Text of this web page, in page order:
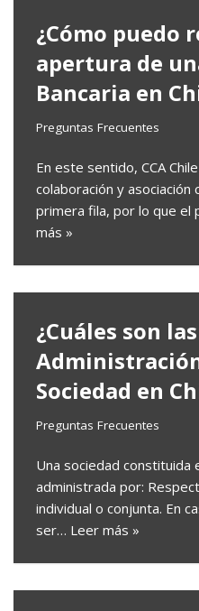
¿Cómo puedo
apertura de
Bancaria en
Preguntas Frecuentes
En este sentido, CCA
colaboración y asociación
primera fila, por lo que el
más »
¿Cuáles son
Sociedad en
Preguntas Frecuentes
Una sociedad constituida
administrada por:
individual o conjunta. En
ser… Leer más »